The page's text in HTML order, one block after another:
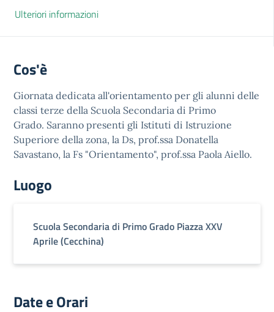
Ulteriori informazioni
Cos'è
Giornata dedicata all'orientamento per gli alunni delle
classi terze della Scuola Secondaria di Primo
Grado. Saranno presenti gli Istituti di Istruzione
Superiore della zona, la Ds, prof.ssa Donatella
Savastano, la Fs "Orientamento", prof.ssa Paola Aiello.
Luogo
Scuola Secondaria di Primo Grado Piazza XXV
Aprile (Cecchina)
Date e Orari